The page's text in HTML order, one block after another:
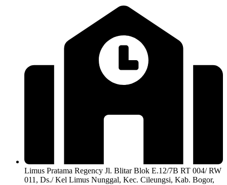
Limus Pratama Regency Jl. Blitar Blok E.12/7B RT 004/ RW
011, Ds./ Kel Limus Nunggal, Kec. Cileungsi, Kab. Bogor,